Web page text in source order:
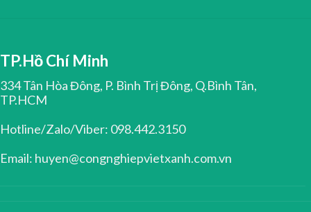
TP.Hồ Chí Minh
334 Tân Hòa Đông, P. Bình Trị Đông, Q.Bình Tân,
TP.HCM
Hotline/Zalo/Viber: 098.442.3150
Email: huyen@congnghiepvietxanh.com.vn